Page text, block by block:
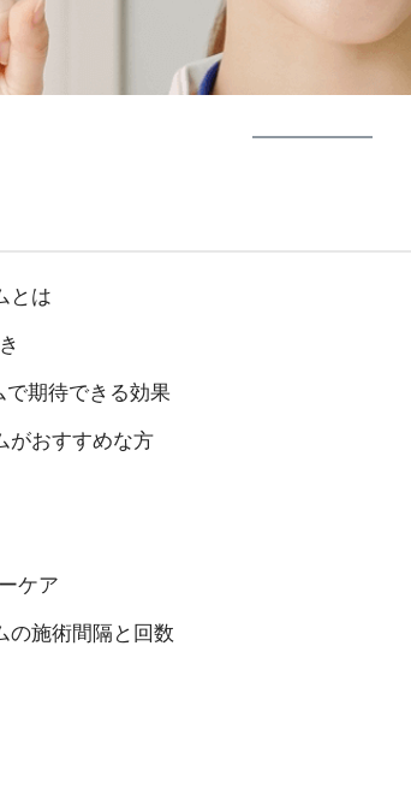
とは
で期待できる効果
がおすすめな方
ケア
の施術間隔と回数